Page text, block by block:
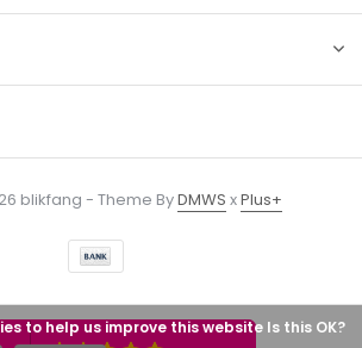
blikfang - Theme ByDMWS xPlus+
to help us improve this website Is this OK?